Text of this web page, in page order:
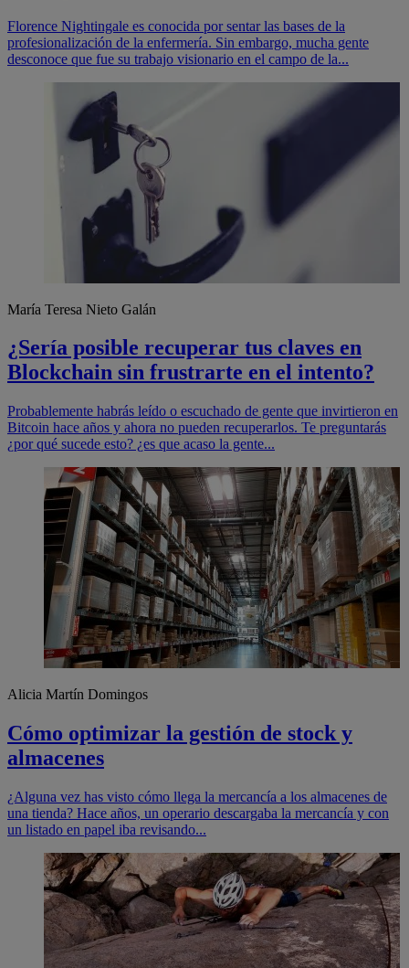
Florence Nightingale es conocida por sentar las bases de la
profesionalización de la enfermería. Sin embargo, mucha gente
desconoce que fue su trabajo visionario en el campo de la...
María Teresa Nieto Galán
¿Sería posible recuperar tus claves en
Blockchain sin frustrarte en el intento?
Probablemente habrás leído o escuchado de gente que invirtieron en
Bitcoin hace años y ahora no pueden recuperarlos. Te preguntarás
¿por qué sucede esto? ¿es que acaso la gente...
Alicia Martín Domingos
Cómo optimizar la gestión de stock y
almacenes
¿Alguna vez has visto cómo llega la mercancía a los almacenes de
una tienda? Hace años, un operario descargaba la mercancía y con
un listado en papel iba revisando...